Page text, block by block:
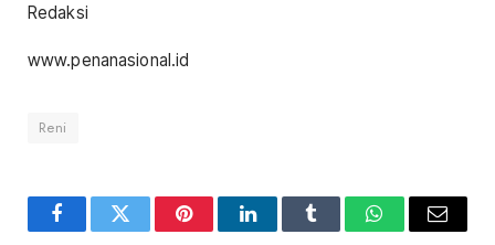
Redaksi
www.penanasional.id
Reni
FacebookTwitter PinterestLinkedInTumblr WhatsApp
Email